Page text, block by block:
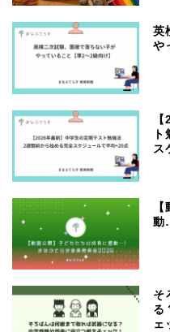
英
や
ス
動
そ
る
ェ